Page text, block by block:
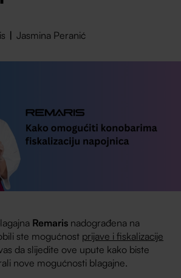
Jasmina Peranić
Remaris nadograđena na
ste mogućnost prijave i fiskalizacije
da slijedite ove upute kako biste
nove mogućnosti blagajne.